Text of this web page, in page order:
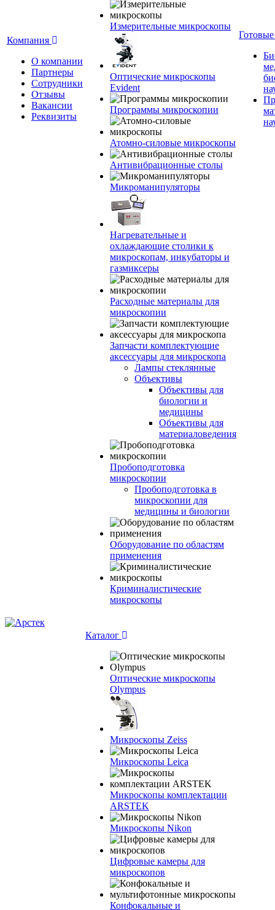
Компания
О компании
Партнеры
Сотрудники
Отзывы
Вакансии
Реквизиты
Измерительные микроскопы
Оптические микроскопы
Evident
Программы микроскопии
Атомно-силовые микроскопы
Антивибрационные столы
Микроманипуляторы
Нагревательные и
охлаждающие столики к
микроскопам, инкубаторы и
газмиксеры
Расходные материалы для
микроскопии
Запчасти комплектующие
аксессуары для микроскопа
Лампы стеклянные
Объективы
Объективы для
биологии и
медицины
Объективы для
материаловедения
Пробоподготовка
микроскопии
Пробоподготовка в
микроскопии для
медицины и биологии
Оборудование по областям
применения
Криминалистические
микроскопы
Каталог
Оптические микроскопы
Olympus
Микроскопы Zeiss
Микроскопы Leica
Микроскопы комплектации
ARSTEK
Микроскопы Nikon
Цифровые камеры для
микроскопов
Конфокальные и